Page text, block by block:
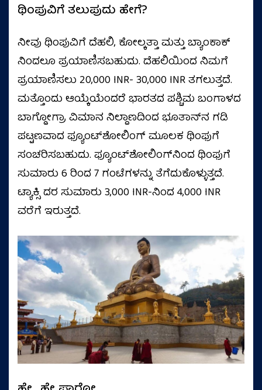
ಥಿಂಪುವಿಗೆ ತಲುಪುದು ಹೇಗೆ?
ನೀವು ಥಿಂಪುವಿಗೆ ದೆಹಲಿ, ಕೋಲ್ಕತ್ತಾ ಮತ್ತು ಬ್ಯಾಂಕಾಕ್
ನಿಂದಲೂ ಪ್ರಯಾಣಿಸಬಹುದು. ದೆಹಲಿಯಿಂದ ನಿಮಗೆ
ಪ್ರಯಾಣಿಸಲು 20,000 INR- 30,000 INR ತಗಲುತ್ತದೆ.
ಮತ್ತೊಂದು ಆಯ್ಕೆಯೆಂದರೆ ಭಾರತದ ಪಶ್ಚಿಮ ಬಂಗಾಳದ
ಬಾಗ್ಡೋಗ್ರಾ ವಿಮಾನ ನಿಲ್ದಾಣದಿಂದ ಭೂತಾನ್‌ನ ಗಡಿ
ಪಟ್ಟಣವಾದ ಫ್ಯೂಂಟ್‌ಶೋಲಿಂಗ್ ಮೂಲಕ ಥಿಂಫುಗೆ
ಸಂಚರಿಸಬಹುದು. ಫ್ಯೂಂಟ್‌ಶೋಲಿಂಗ್‌ನಿಂದ ಥಿಂಫುಗೆ
ಸುಮಾರು 6 ರಿಂದ 7 ಗಂಟೆಗಳನ್ನು ತೆಗೆದುಕೊಳ್ಳುತ್ತದೆ.
ಟ್ಯಾಕ್ಸಿ ದರ ಸುಮಾರು 3,000 INR-ನಿಂದ 4,000 INR
ವರೆಗೆ ಇರುತ್ತದೆ.